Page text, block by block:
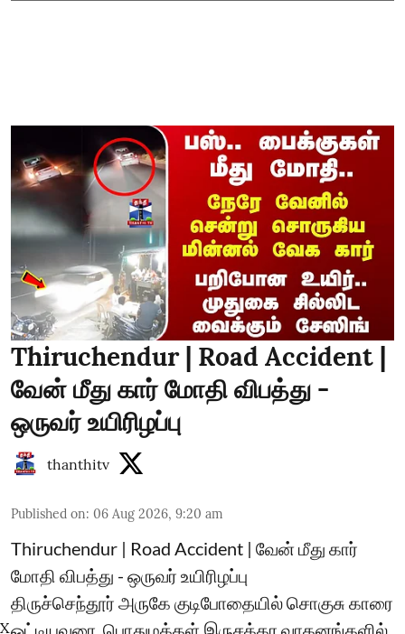
Thiruchendur | Road Accident |
வேன் மீது கார் மோதி விபத்து -
ஒருவர் உயிரிழப்பு
thanthitv
Published on: 06 Aug 2026, 9:20 am
Thiruchendur | Road Accident | வேன் மீது கார்
மோதி விபத்து - ஒருவர் உயிரிழப்பு
திருச்செந்தூர் அருகே குடிபோதையில் சொகுசு காரை
ஓட்டியவரை, பொதுமக்கள் இருசக்கர வாகனங்களில்
X